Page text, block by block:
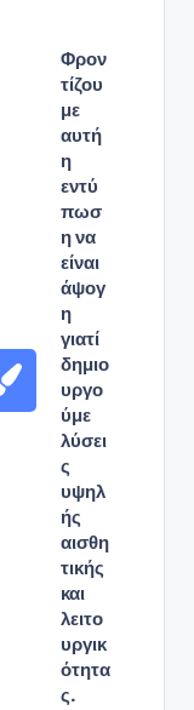
Φρον
τίζου
με
αυτή
η
εντύ
πωσ
η να
είναι
άψογ
η
γιατί
δημιο
υργο
ύμε
λύσει
ς
υψηλ
ής
αισθη
τικής
και
λειτο
υργικ
ότητα
ς.